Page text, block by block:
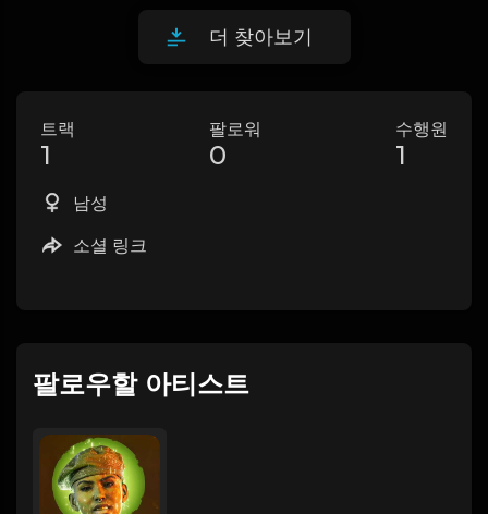
더 찾아보기
트랙
1
팔로워
0
수행원
1
남성
소셜 링크
팔로우할 아티스트